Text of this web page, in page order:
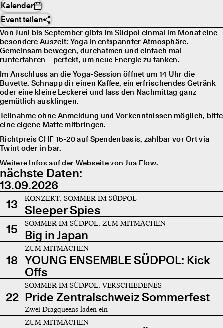
Kalender
Event teilen
Von Juni bis September gibts im Südpol einmal im Monat eine
besondere Auszeit: Yoga in entspannter Atmosphäre.
Gemeinsam bewegen, durchatmen und einfach mal
runterfahren – perfekt, um neue Energie zu tanken.
Im Anschluss an die Yoga-Session öffnet um 14 Uhr die
Buvette. Schnapp dir einen Kaffee, ein erfrischendes Getränk
oder eine kleine Leckerei und lass den Nachmittag ganz
gemütlich ausklingen.
Teilnahme ohne Anmeldung und Vorkenntnissen möglich, bitte
eine eigene Matte mitbringen.
Richtpreis CHF 15-20 auf Spendenbasis, zahlbar vor Ort via
Twint oder in bar.
Weitere Infos auf der Webseite von Jua Flow.
nächste Daten:
13.09.2026
13
KONZERT, SOMMER IM SÜDPOL
Sleeper Spies
15
SOMMER IM SÜDPOL, ZUM MITMACHEN
Big in Japan
18
ZUM MITMACHEN
YOUNG ENSEMBLE SÜDPOL: Kick
Offs
22
SOMMER IM SÜDPOL, VERSCHIEDENES
Pride Zentralschweiz Sommerfest
Zwei Dragqueens laden ein
ZUM MITMACHEN